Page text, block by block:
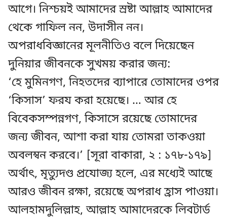
আগে। নিশ্চয়ই আমাদের স্রষ্টা আল্লাহ আমাদের
থেকে গাফিল নন, উদাসীন নন।
অপরাধবিজ্ঞানের মূলনীতিও বলে দিয়েছেন
দুনিয়ার জীবনকে সুখময় করার জন্য:
‘হে মুমিনগণ, নিহতদের ব্যাপারে তোমাদের ওপর
‘কিসাস’ ফরয করা হয়েছে। … আর হে
বিবেকসম্পন্নগণ, কিসাসে রয়েছে তোমাদের
জন্য জীবন, আশা করা যায় তোমরা তাকওয়া
অবলম্বন করবে।’ [সূরা বাকারা, ২ : ১৭৮-১৭৯]
অর্থাৎ, মৃত্যুদণ্ড প্রযোজ্য হলে, এর মধ্যেই আছে
আরও জীবন রক্ষা, রয়েছে অপরাধ হ্রাস পাওয়া।
আলহামদুলিল্লাহ, আল্লাহ আমাদেরকে লিবটার্ড